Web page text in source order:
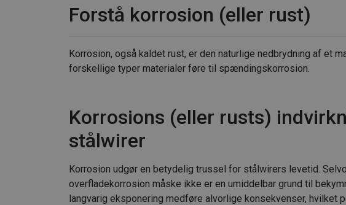
Forstå korrosion (eller rust)
Korrosion, også kaldet rust, er den naturlige nedbrydning af et
forskellige typer materialer føre til spændingskorrosion.
Korrosions (eller rusts)
stålwirer
Korrosion udgør en betydelig trussel for stålwirers levetid.
overfladekorrosion måske ikke er en umiddelbar grund til
langvarig eksponering medføre alvorlige konsekvenser, hvilket